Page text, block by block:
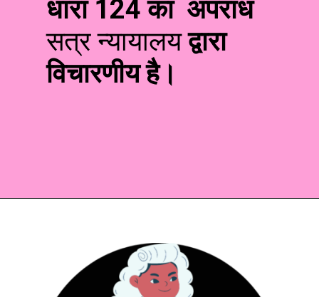
धारा 124 का अपराध
सत्र न्यायालयद्वारा
विचारणीय है।